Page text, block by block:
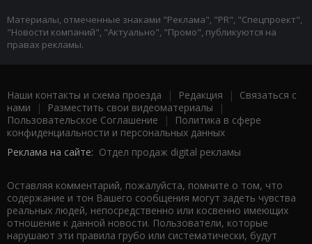
Материалы, отмеченные знаками "Реклама", "PR", "Спецпроект",
"Новости компаний", "Актуально", "Промо", публикуются на
правах рекламы.
Наши контакты и схема проезда | Редакция | Связаться с
нами | Разместить свои видеоматериалы |
Пользовательское Соглашение |
Политика в сфере
конфиденциальности и персональных данных
Реклама на сайте: Отдел продаж digital рекламы
Оставляя комментарий, пожалуйста, помните о том, что
содержание и тон Вашего сообщения могут задеть чувства
реальных людей, непосредственно или косвенно имеющих
отношение к данной новости. Пользователи, которые
нарушают эти правила грубо или систематически, будут